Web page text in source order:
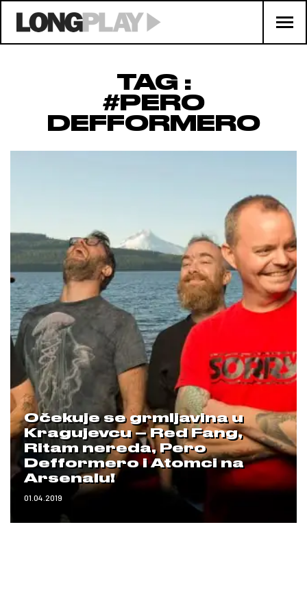
TAG :
#PERO
DEFFORMERO
Očekuje se grmljavina u
Kragujevcu – Red Fang,
Ritam nereda, Pero
Defformero i Atomci na
Arsenalu!
01.04.2019